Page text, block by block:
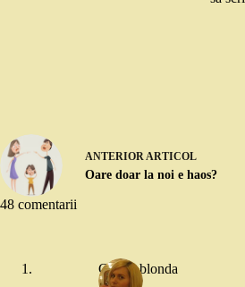
ANTERIORARTICOL
Oare doar la noi e haos?
48 comentarii
Copila blonda